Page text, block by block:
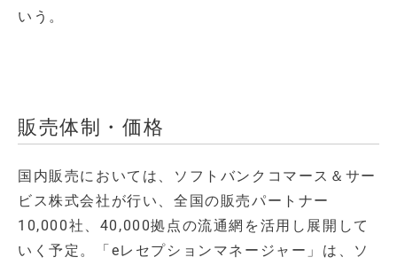
いう。
販売体制・価格
国内販売においては、ソフトバンクコマース＆サー
ビス株式会社が行い、全国の販売パートナー
10,000社、40,000拠点の流通網を活用し展開して
いく予定。「eレセプションマネージャー」は、ソ